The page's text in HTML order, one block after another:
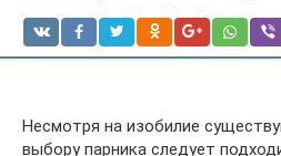
Несмотря на изобилие
выбору парника следует